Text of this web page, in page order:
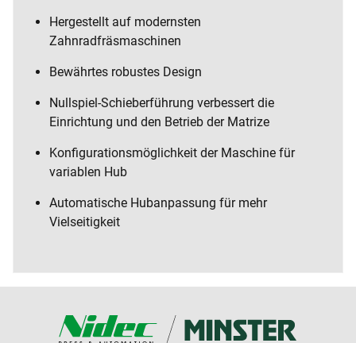
Hergestellt auf modernsten
Zahnradfräsmaschinen
Bewährtes robustes Design
Nullspiel-Schieberführung verbessert die
Einrichtung und den Betrieb der Matrize
Konfigurationsmöglichkeit der Maschine für
variablen Hub
Automatische Hubanpassung für mehr
Vielseitigkeit